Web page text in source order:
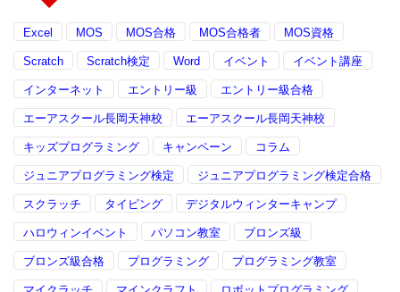
Excel MOS MOS合格 MOS合格者 MOS資格
Scratch Scratch検定 Word イベント イベント講座
インターネット エントリー級 エントリー級合格
エーアスクール長岡天神校 エーアスクール長岡天神校
キッズプログラミング キャンペーン コラム
ジュニアプログラミング検定 ジュニアプログラミング検定合格
スクラッチ タイピング デジタルウィンターキャンプ
ハロウィンイベント パソコン教室 ブロンズ級
ブロンズ級合格 プログラミング プログラミング教室